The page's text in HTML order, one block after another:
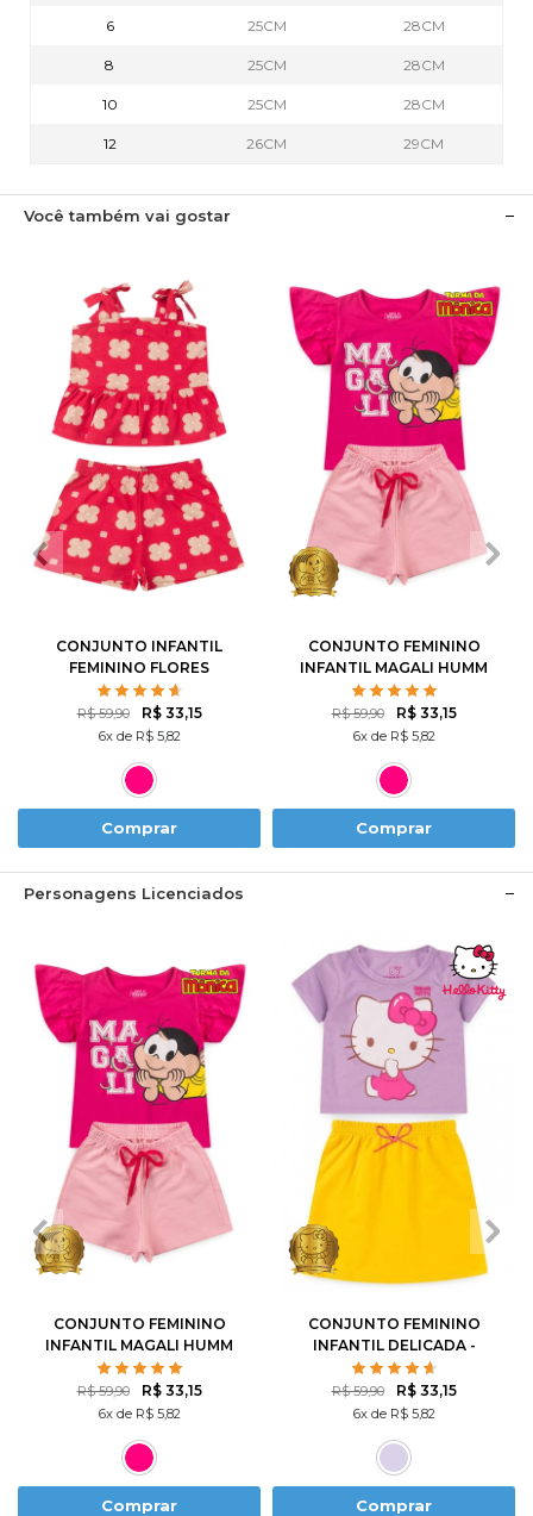
6 25CM 28CM
8 25CM 28CM
10 25CM 28CM
12 26CM 29CM
Você também vai gostar
2 3 8
CONJUNTO INFANTIL
FEMININO FLORES
ROTATIVAS
R$ 59,90 R$ 33,15
6x de R$ 5,82
Comprar
1 6
CONJUNTO FEMININO
INFANTIL MAGALI HUMM
AMO MELANCIA- TURMA
DA MÔNICA
R$ 59,90 R$ 33,15
6x de R$ 5,82
Comprar
Personagens Licenciados
1 6
CONJUNTO FEMININO
INFANTIL MAGALI HUMM
AMO MELANCIA- TURMA
DA MÔNICA
R$ 59,90 R$ 33,15
6x de R$ 5,82
Comprar
1 6
CONJUNTO FEMININO
INFANTIL DELICADA -
HELLO KITTY
R$ 59,90 R$ 33,15
6x de R$ 5,82
Comprar